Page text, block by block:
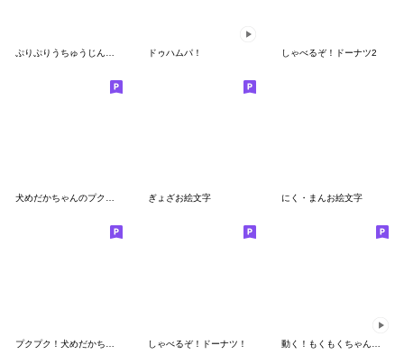
ドゥハムパ！ しゃべるぞ！ドーナツ2
犬めだかちゃんのプクハート絵文字 ぎょざお絵文字 にく・まんお絵文字
しゃべるぞ！ドーナツ！